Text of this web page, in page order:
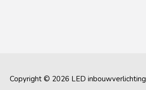
Copyright © 2026 LED inbouwverlichting